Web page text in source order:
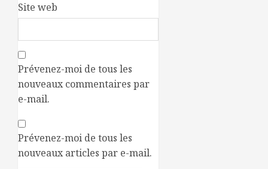
Site web
Prévenez-moi de tous les
nouveaux commentaires par
e-mail.
Prévenez-moi de tous les
nouveaux articles par e-mail.